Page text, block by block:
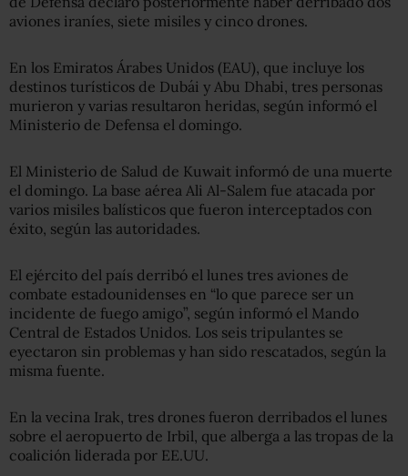
aviones iraníes, siete misiles y cinco drones.
En los Emiratos Árabes Unidos (EAU), que incluye los
destinos turísticos de Dubái y Abu Dhabi, tres personas
murieron y varias resultaron heridas, según informó el
Ministerio de Defensa el domingo.
El Ministerio de Salud de Kuwait informó de una muerte
el domingo. La base aérea Ali Al-Salem fue atacada por
varios misiles balísticos que fueron interceptados con
éxito, según las autoridades.
El ejército del país derribó el lunes tres aviones de
combate estadounidenses en “lo que parece ser un
incidente de fuego amigo”, según informó el Mando
Central de Estados Unidos. Los seis tripulantes se
eyectaron sin problemas y han sido rescatados, según la
misma fuente.
En la vecina Irak, tres drones fueron derribados el lunes
sobre el aeropuerto de Irbil, que alberga a las tropas de la
coalición liderada por EE.UU.